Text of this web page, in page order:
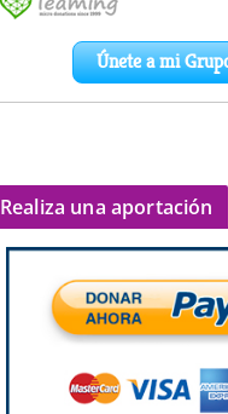
Realiza una aportación